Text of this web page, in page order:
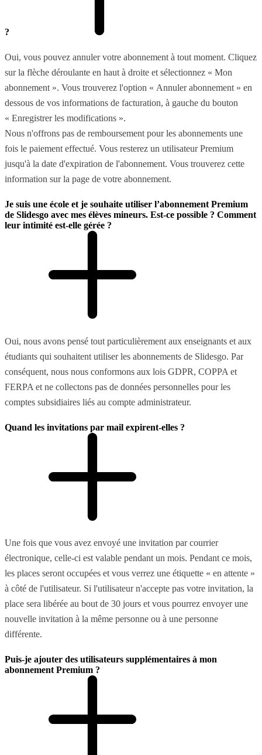
?
Oui, vous pouvez annuler votre abonnement à tout moment. Cliquez
sur la flèche déroulante en haut à droite et sélectionnez « Mon
abonnement ». Vous trouverez l'option « Annuler abonnement » en
dessous de vos informations de facturation, à gauche du bouton
« Enregistrer les modifications ».
Nous n'offrons pas de remboursement pour les abonnements une
fois le paiement effectué. Vous resterez un utilisateur Premium
jusqu'à la date d'expiration de l'abonnement. Vous trouverez cette
information sur la page de votre abonnement.
Je suis une école et je souhaite utiliser l’abonnement Premium
de Slidesgo avec mes élèves mineurs. Est-ce possible ? Comment
leur intimité est-elle gérée ?
Oui, nous avons pensé tout particulièrement aux enseignants et aux
étudiants qui souhaitent utiliser les abonnements de Slidesgo. Par
conséquent, nous nous conformons aux lois GDPR, COPPA et
FERPA et ne collectons pas de données personnelles pour les
comptes subsidiaires liés au compte administrateur.
Quand les invitations par mail expirent-elles ?
Une fois que vous avez envoyé une invitation par courrier
électronique, celle-ci est valable pendant un mois. Pendant ce mois,
les places seront occupées et vous verrez une étiquette « en attente »
à côté de l'utilisateur. Si l'utilisateur n'accepte pas votre invitation, la
place sera libérée au bout de 30 jours et vous pourrez envoyer une
nouvelle invitation à la même personne ou à une personne
différente.
Puis-je ajouter des utilisateurs supplémentaires à mon
abonnement Premium ?